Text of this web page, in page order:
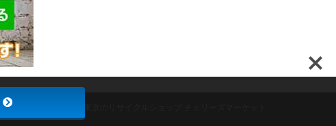
©ブランド家具買取は東京のリサイクルショップ チェリーズマーケット